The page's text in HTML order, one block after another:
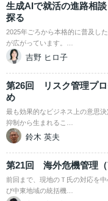
生成AIで就活の進路相
探る
2025年ごろから本格的に普及し
が広がっています。…
吉野 ヒロ子
第26回 リスク管理プ
め
最も効果的なビジネス上の意思
抑制から生まれるこ…
鈴木 英夫
第21回 海外危機管理（
前回まで、現地のＴ氏の対応を
び中東地域の統括機…